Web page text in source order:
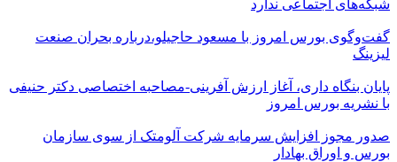
شبکه‌های اجتماعی ندارد
گفت‌وگوی بورس امروز با مسعود حاجیلو،درباره بحران صنعت
لیزینگ
پایان بنگاه داری، آغاز ارزش آفرینی-مصاحبه اختصاصی دکتر حنیفی
با نشریه بورس امروز
صدور مجوز افزایش سرمایه شرکت آلومتک از سوی سازمان
بورس و اوراق بهادار